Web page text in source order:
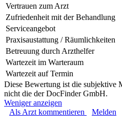
Vertrauen zum Arzt
Zufriedenheit mit der Behandlung
Serviceangebot
Praxisaustattung / Räumlichkeiten
Betreuung durch Arzthelfer
Wartezeit im Warteraum
Wartezeit auf Termin
Diese Bewertung ist die subjektive
nicht die der DocFinder GmbH.
Weniger anzeigen
Als Arzt kommentieren
Melden